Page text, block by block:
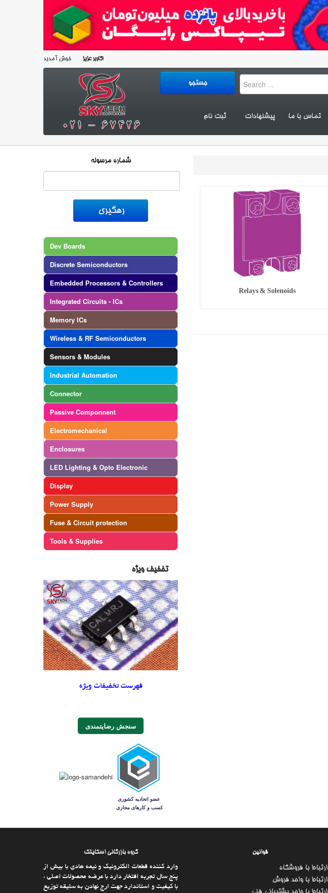
کاربر عزیزخوش آمدید!
تماس با ما پیشنهادات ثبت نام
شماره مرسوله
Dev Boards
Discrete Semiconductors
Embedded Processors & Controllers
Integrated Circuits - ICs
Memory ICs
Wireless & RF Semiconductors
Sensors & Modules
Industrial Automation
Connector
Passive Componnent
Electromechanical
Enclosures
LED Lighting & Opto Electronic
Display
Power Supply
Fuse & Circuit protection
Tools & Supplies
تخفیف ویژه
فهرست تخفیفات ویژه
سنجش رضایتمندی
Relays & Solenoids
گروه بازرگانی اسکایتک
وارد كننده قطعات الکترونیک و نیمه هادی با بیش از
پنج سال تجربه افتخار دارد با عرضه محصولات اصلی ،
با كیفیت و استاندارد جهت ارج نهادن به سلیقه توزیع
قوانین
ارتباط با فروشگاه
ارتباط با واحد فروش